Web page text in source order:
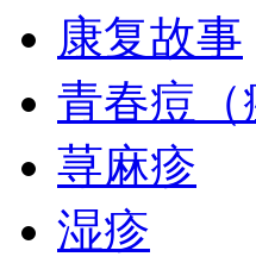
康复故事
青春痘（
荨麻疹
湿疹